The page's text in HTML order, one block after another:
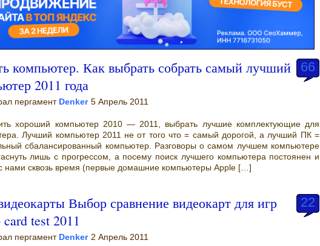
66
компьютер. Как выбрать собрать самый лучший
2011 года
пергамент Denker 5 Апрель 2011
хороший компьютер 2010 — 2011, выбрать лучшие комплектующие для
Лучший компьютер 2011 не от того что = самый дорогой, а лучший ПК =
сбалансированный компьютер. Разговоры о самом лучшем компьютере
лишь с прогрессом, а посему поиск лучшего компьютера постоянен и
нами сквозь время (первые домашние компьютеры Apple […]
22
Выбор сравнение видеокарт для игр
test 2011
пергамент Denker 2 Апрель 2011